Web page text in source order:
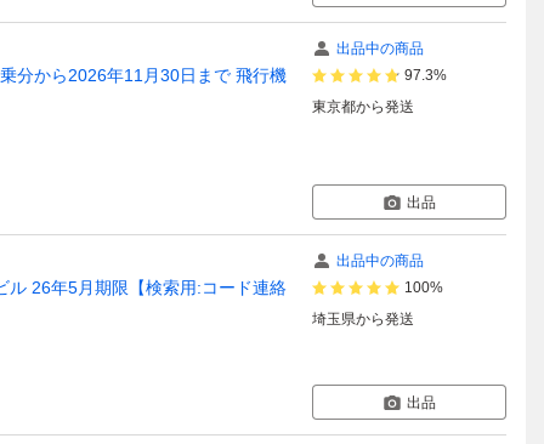
分から2026年11月30日まで 飛行機
出品中の商品
97.3%
東京都から発送
出品
26年5月期限【検索用:コード連絡
出品中の商品
100%
埼玉県から発送
出品